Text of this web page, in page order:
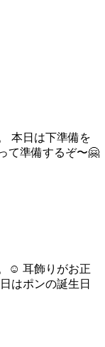
本日は下準備を
て準備するぞ〜🤗
☺️ 耳飾りがお正
はポンの誕生日